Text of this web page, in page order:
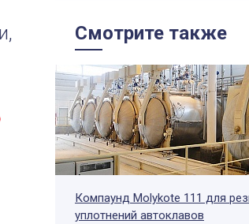
Смотрите также
Компаунд Molykote 111 для
уплотнений автоклавов